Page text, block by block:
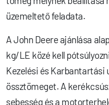
üzemeltető feladata.
A John Deere ajánlása
kg/LE közé kell
Kezelési és
össztömeget. A
sebesség és a